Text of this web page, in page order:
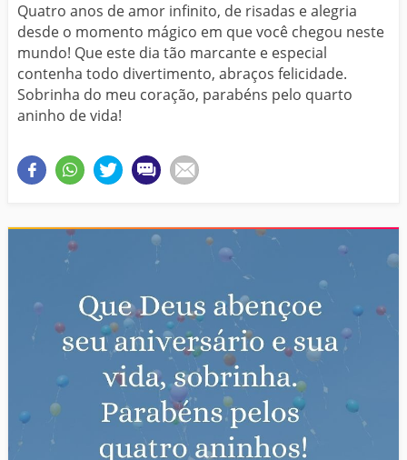
Quatro anos de amor infinito, de risadas e alegria
desde o momento mágico em que você chegou neste
mundo! Que este dia tão marcante e especial
contenha todo divertimento, abraços felicidade.
Sobrinha do meu coração, parabéns pelo quarto
aninho de vida!